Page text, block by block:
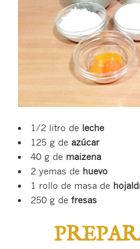
1/2 litro de leche
125 g de azúcar
40 g de maizena
2 yemas de huevo
1 rollo de masa de
250 g de fresas